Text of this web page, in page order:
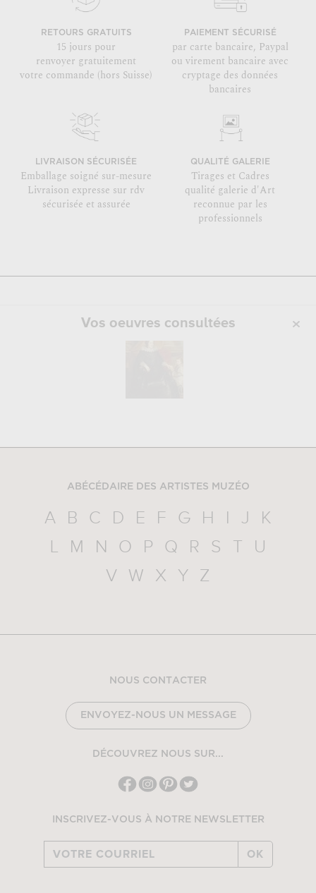
RETOURS GRATUITS
15 jours pour
renvoyer gratuitement
votre commande (hors Suisse)
PAIEMENT SÉCURISÉ
par carte bancaire, Paypal
ou virement bancaire avec
cryptage des données
bancaires
LIVRAISON SÉCURISÉE
Emballage soigné sur-mesure
Livraison expresse sur rdv
sécurisée et assurée
QUALITÉ GALERIE
Tirages et Cadres
qualité galerie d'Art
reconnue par les
professionnels
Vos oeuvres consultées
ABÉCÉDAIRE DES ARTISTES MUZÉO
A B C D E F G H I J
K
L
M N O P Q R S T
U
V
W X Y Z
NOUS CONTACTER
ENVOYEZ-NOUS UN MESSAGE
DÉCOUVREZ NOUS SUR...
INSCRIVEZ-VOUS À NOTRE NEWSLETTER
OK